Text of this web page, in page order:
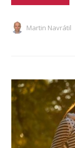
Martin Navrátil